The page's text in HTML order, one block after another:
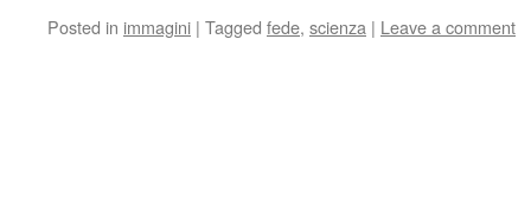
Posted in immagini | Tagged fede, scienza | Leave a comment